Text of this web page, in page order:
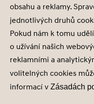
Zásady
obsahu a reklamy.
jednotlivých druhů
Pokud nám k tomu
o užívání našich
reklamními a
volitelných cookies
informací v Zásadách